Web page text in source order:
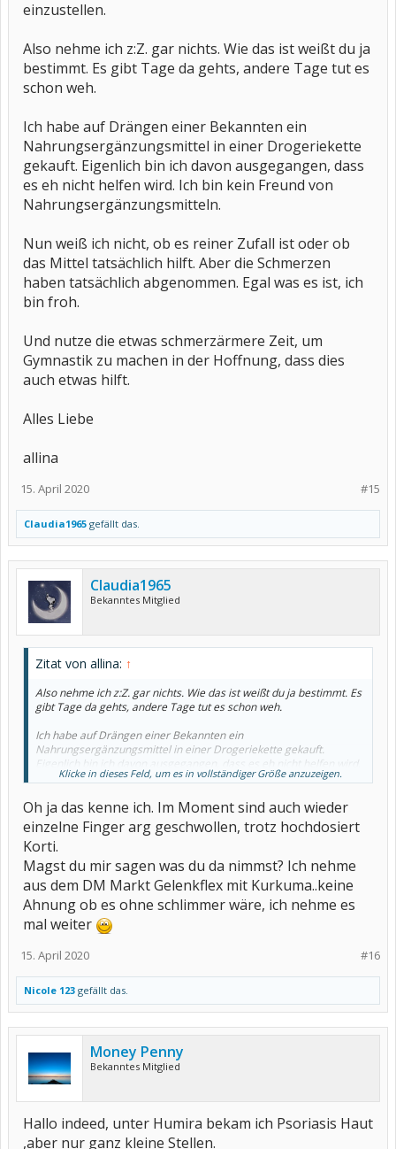
einzustellen.
Also nehme ich z:Z. gar nichts. Wie das ist weißt du ja
bestimmt. Es gibt Tage da gehts, andere Tage tut es
schon weh.
Ich habe auf Drängen einer Bekannten ein
Nahrungsergänzungsmittel in einer Drogeriekette
gekauft. Eigenlich bin ich davon ausgegangen, dass
es eh nicht helfen wird. Ich bin kein Freund von
Nahrungsergänzungsmitteln.
Nun weiß ich nicht, ob es reiner Zufall ist oder ob
das Mittel tatsächlich hilft. Aber die Schmerzen
haben tatsächlich abgenommen. Egal was es ist, ich
bin froh.
Und nutze die etwas schmerzärmere Zeit, um
Gymnastik zu machen in der Hoffnung, dass dies
auch etwas hilft.
Alles Liebe
allina
#15
15. April 2020
Claudia1965 gefällt das.
Claudia1965
Bekanntes Mitglied
Zitat von allina: ↑
Also nehme ich z:Z. gar nichts. Wie das ist weißt du ja bestimmt. Es
gibt Tage da gehts, andere Tage tut es schon weh.
Ich habe auf Drängen einer Bekannten ein
Nahrungsergänzungsmittel in einer Drogeriekette gekauft.
Eigenlich bin ich davon ausgegangen, dass es eh nicht helfen wird.
Ich bin kein Freund von Nahrungsergänzungsmitteln.
Klicke in dieses Feld, um es in vollständiger Größe anzuzeigen.
Oh ja das kenne ich. Im Moment sind auch wieder
einzelne Finger arg geschwollen, trotz hochdosiert
Korti.
Magst du mir sagen was du da nimmst? Ich nehme
aus dem DM Markt Gelenkflex mit Kurkuma..keine
Ahnung ob es ohne schlimmer wäre, ich nehme es
mal weiter
#16
15. April 2020
Nicole 123 gefällt das.
Money Penny
Bekanntes Mitglied
Hallo indeed, unter Humira bekam ich Psoriasis Haut
,aber nur ganz kleine Stellen.